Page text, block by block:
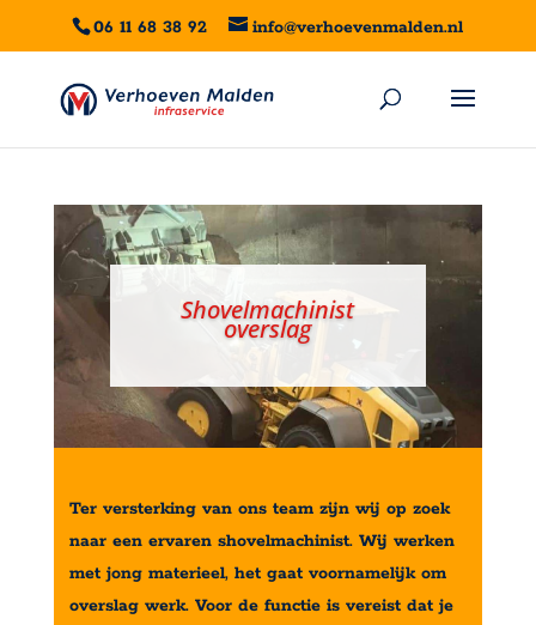
06 11 68 38 92 info@verhoevenmalden.nl
Shovelmachinist
overslag
Ter versterking van ons team zijn wij op zoek
naar een ervaren shovelmachinist. Wij werken
met jong materieel, het gaat voornamelijk om
overslag werk. Voor de functie is vereist dat je